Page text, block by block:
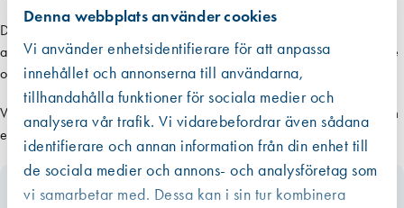
Denna webbplats använder cookies
Vi använder enhetsidentifierare för att anpassa
innehållet och annonserna till användarna,
tillhandahålla funktioner för sociala medier och
analysera vår trafik. Vi vidarebefordrar även sådana
identifierare och annan information från din enhet till
de sociala medier och annons- och analysföretag som
vi samarbetar med. Dessa kan i sin tur kombinera
Dörrtätning är också en del av vår kurs, och vi visar olika lösningar för
att säkerställa att dörrar är korrekt tätade för att förhindra värmeläckage
och buller.
Vår målsättning med kursen är att ge praktisk och teoretisk kunskap som
enkelt kan tillämpas i ditt arbete.
Kontakta oss